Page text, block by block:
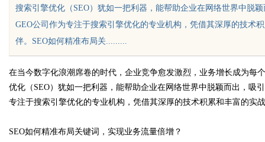
sc
搜索引擎优化（SEO）犹如一把利器，能帮助企业在网络世界中脱
GEO公司作为专注于搜索引擎优化的专业机构，凭借其深厚的技术
伴。SEO如何精准布局关.........
在当今数字化浪潮席卷的时代，企业竞争愈发激烈，业务增长成为每
优化（SEO）犹如一把利器，能帮助企业在网络世界中脱颖而出，吸
专注于搜索引擎优化的专业机构，凭借其深厚的技术积累和丰富的实
SEO如何精准布局关键词，实现业务流量倍增？
”为什么隔壁店铺没
他免费派单？ 护航